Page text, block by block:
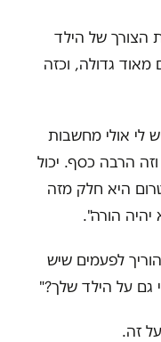
של הילד
גדולה, וכזה
לי אולי מחשבות
הרבה כסף. יכול
היא חלק מזה
הורה".
לפעמים שיש
על הילד שלך?"
זה.